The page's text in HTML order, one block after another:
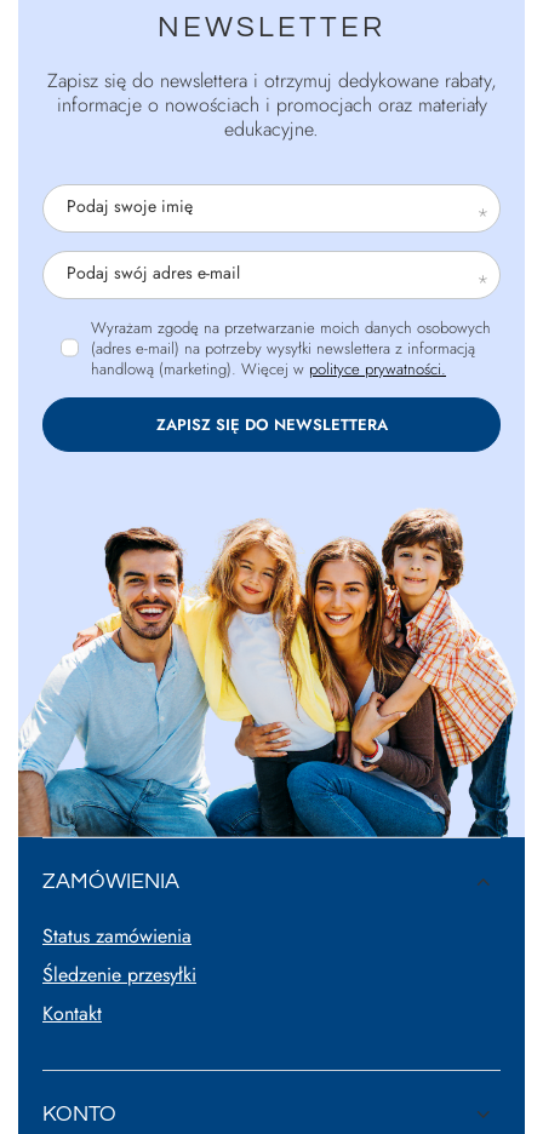
NEWSLETTER
Zapisz się do newslettera i otrzymuj dedykowane rabaty,
informacje o nowościach i promocjach oraz materiały
edukacyjne.
Podaj swoje imię
Podaj swój adres e-mail
Wyrażam zgodę na przetwarzanie moich danych osobowych
(adres e-mail) na potrzeby wysyłki newslettera z informacją
handlową (marketing). Więcej w polityce prywatności.
ZAPISZ SIĘ DO NEWSLETTERA
ZAMÓWIENIA
Status zamówienia
Śledzenie przesyłki
Kontakt
KONTO